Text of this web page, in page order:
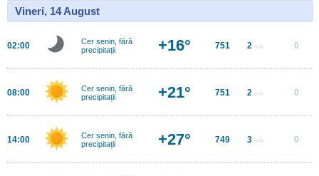
Vineri, 14 August
02:00
Cer senin, fără
precipitații
+16° 751 2 m/s 0
08:00
Cer senin, fără
precipitații
+21° 751 2 m/s 0
14:00
Cer senin, fără
precipitații
+27° 749 3 m/s 0